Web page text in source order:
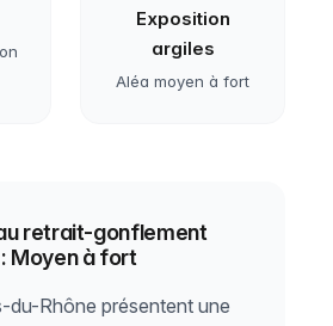
Exposition
argiles
Aléa moyen à fort
retrait-gonflement
Moyen à fort
du-Rhône présentent une